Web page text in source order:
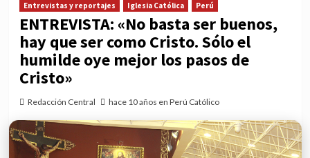
Entrevistas y reportajes Iglesia Católica Perú
ENTREVISTA: «No basta ser buenos,
hay que ser como Cristo. Sólo el
humilde oye mejor los pasos de
Cristo»
Redacción Central hace 10 años en Perú Católico